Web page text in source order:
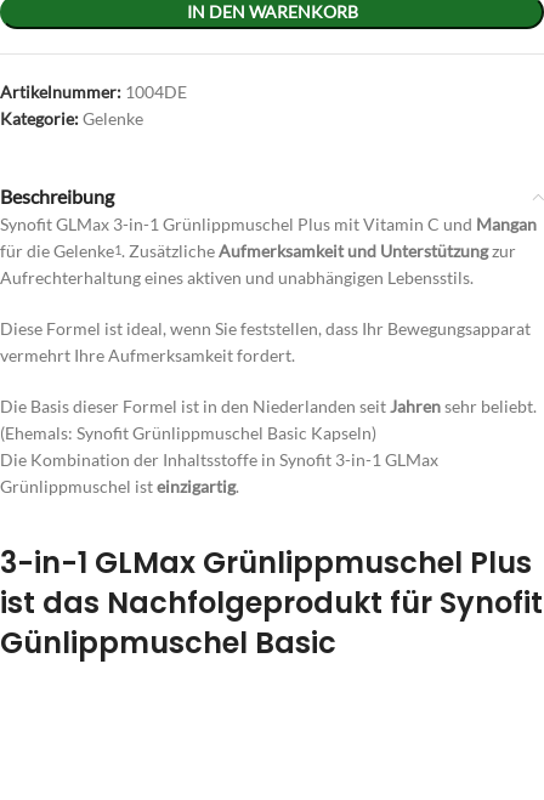
IN DEN WARENKORB
Artikelnummer: 1004DE
Kategorie:Gelenke
Beschreibung
Synofit GLMax 3-in-1 Grünlippmuschel Plus mit Vitamin C und Mangan
für die Gelenke1. ZusätzlicheAufmerksamkeit und Unterstützungzur
Aufrechterhaltung eines aktiven und unabhängigen Lebensstils.
Diese Formel ist ideal, wenn Sie feststellen, dass Ihr Bewegungsapparat
vermehrt Ihre Aufmerksamkeit fordert.
Die Basis dieser Formel ist in den Niederlanden seitJahrensehr beliebt.
(Ehemals: Synofit Grünlippmuschel Basic Kapseln)
Die Kombination der Inhaltsstoffe in Synofit 3-in-1 GLMax
Grünlippmuschel isteinzigartig.
3-in-1 GLMax Grünlippmuschel Plus
ist das Nachfolgeprodukt für Synofit
Günlippmuschel Basic